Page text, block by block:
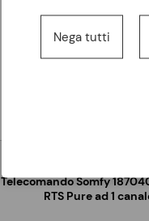
Telecomando Somfy
RTS Pure ad 1
Nega tutti